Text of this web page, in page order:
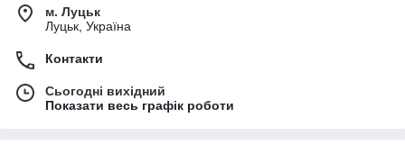
м. Луцьк
Луцьк, Україна
Контакти
Сьогодні вихідний
Показати весь графік роботи